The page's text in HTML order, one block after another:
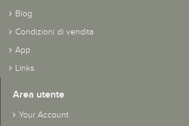
Blog
Condizioni di vendita
App
Links
Area utente
Your Account